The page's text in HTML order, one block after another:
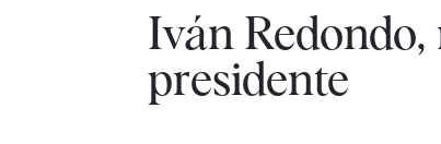
Iván
presidente